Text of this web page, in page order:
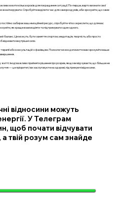
вжити кілька кроків для покращення ситуації. По-перше, варто визнати свої
ігнорувати. Спробуйте виділити час для самороздумів, аби зрозуміти, що саме
забирає ваш емоційний ресурс, спробуйте чітко окреслити, що для вас
як краще взаємодіяти та підтримувати один одного.
баланс. Це можуть бути заняття спортом, медитація, творчість або просто
відновити внутрішні сили.
або консультацій з фахівцем. Психолог може допомогти вам зрозуміти ваше
Іноді важливо прийняти рішення про розрив, якщо ви відчуваєте, що більше не
— це пріоритет, і ви заслуговуєте на здорові, підтримуючі відносини.
відносини можуть
У Телеграм
щоб почати відчувати
а твій розум сам знайде